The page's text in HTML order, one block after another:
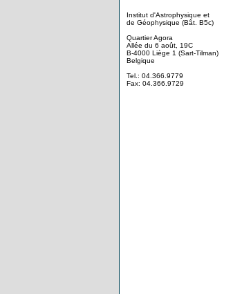
Institut d'Astrophysique et
de Géophysique (Bât. B5c)
Quartier Agora
Allée du 6 août, 19C
B-4000 Liège 1 (Sart-Tilman)
Belgique
Tel.: 04.366.9779
Fax: 04.366.9729